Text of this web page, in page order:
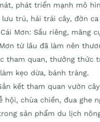
phát triển mạnh mô
lưu trú, hái trái cây, đờn
Mơn: Sầu riêng, măng
từ lâu đã làm nên
tham quan, thưởng thức
kẹo dừa, bánh tráng.
kết tham quan vườn
hội, chùa chiền, đua ghe
sản phẩm du lịch